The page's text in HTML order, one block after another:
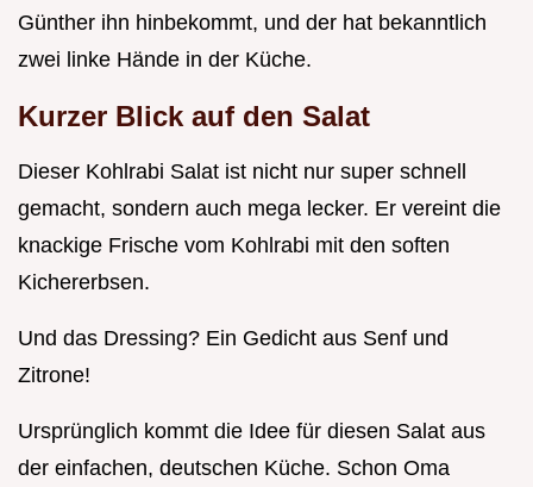
Günther ihn hinbekommt, und der hat bekanntlich
zwei linke Hände in der Küche.
Kurzer Blick auf den Salat
Dieser Kohlrabi Salat ist nicht nur super schnell
gemacht, sondern auch mega lecker. Er vereint die
knackige Frische vom Kohlrabi mit den soften
Kichererbsen.
Und das Dressing? Ein Gedicht aus Senf und
Zitrone!
Ursprünglich kommt die Idee für diesen Salat aus
der einfachen, deutschen Küche. Schon Oma